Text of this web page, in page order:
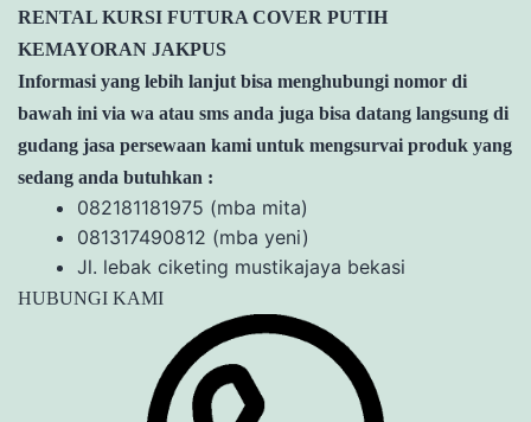
RENTAL KURSI FUTURA COVER PUTIH
KEMAYORAN JAKPUS
Informasi yang lebih lanjut bisa menghubungi nomor di
bawah ini via wa atau sms anda juga bisa datang langsung di
gudang jasa persewaan kami untuk mengsurvai produk yang
sedang anda butuhkan :
082181181975 (mba mita)
081317490812 (mba yeni)
Jl. lebak ciketing mustikajaya bekasi
HUBUNGI KAMI